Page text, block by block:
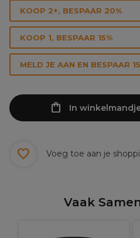
KOOP 2+, BESPAAR 20%
KOOP 1, BESPAAR 15%
MELD JE AAN EN BESPAAR
In
Voeg toe aan je
Vaak